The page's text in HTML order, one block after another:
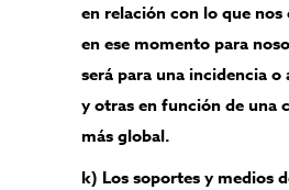
en relación con lo que
en ese momento para
será para una incidencia o
y otras en función de una
más global.
k) Los soportes y medios